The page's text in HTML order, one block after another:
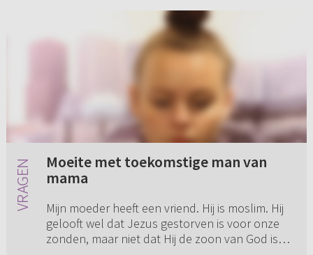
Moeite met toekomstige man van
mama
Mijn moeder heeft een vriend. Hij is moslim. Hij
gelooft wel dat Jezus gestorven is voor onze
zonden, maar niet dat Hij de zoon van God is.